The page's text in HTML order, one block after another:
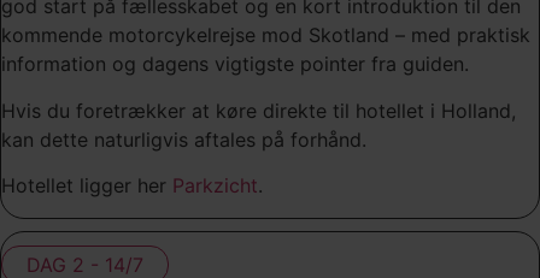
god start på fællesskabet og en kort introduktion til den
kommende motorcykelrejse mod Skotland – med praktisk
information og dagens vigtigste pointer fra guiden.
Hvis du foretrækker at køre direkte til hotellet i Holland,
kan dette naturligvis aftales på forhånd.
Hotellet ligger her Parkzicht.
DAG 2 - 14/7